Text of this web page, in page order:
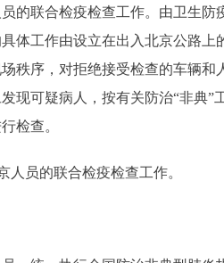
的联合检疫检查工作。由卫生
体工作由设立在出入北京公路
秩序，对拒绝接受检查的车辆和
现可疑病人，按有关防治“非典
检查。
员的联合检疫检查工作。